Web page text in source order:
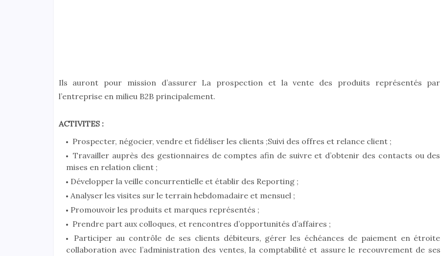
Ils auront pour mission d’assurer La prospection et la vente des produits représentés par
l’entreprise en milieu B2B principalement.
ACTIVITES :
Prospecter, négocier, vendre et fidéliser les clients ;Suivi des offres et relance client ;
Travailler auprès des gestionnaires de comptes afin de suivre et d’obtenir des contacts ou des
mises en relation client ;
Développer la veille concurrentielle et établir des Reporting ;
Analyser les visites sur le terrain hebdomadaire et mensuel ;
Promouvoir les produits et marques représentés ;
Prendre part aux colloques, et rencontres d’opportunités d’affaires ;
Participer au contrôle de ses clients débiteurs, gérer les échéances de paiement en étroite
collaboration avec l’administration des ventes, la comptabilité et assure le recouvrement de ses